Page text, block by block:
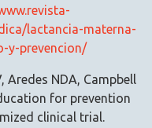
lactancia-materna-
y-prevencion/
Aredes NDA, Campbell
for prevention
clinical trial.